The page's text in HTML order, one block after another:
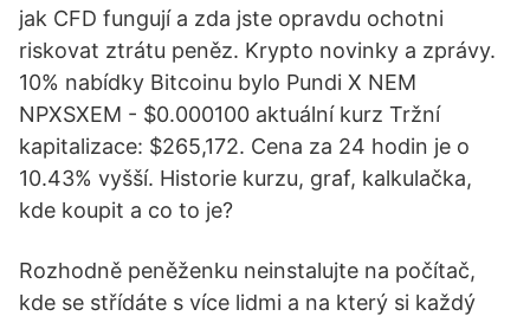
jak CFD fungují a zda jste opravdu ochotni
riskovat ztrátu peněz. Krypto novinky a zprávy.
10% nabídky Bitcoinu bylo Pundi X NEM
NPXSXEM - $0.000100 aktuální kurz Tržní
kapitalizace: $265,172. Cena za 24 hodin je o
10.43% vyšší. Historie kurzu, graf, kalkulačka,
kde koupit a co to je?
Rozhodně peněženku neinstalujte na počítač,
kde se střídáte s více lidmi a na který si každý